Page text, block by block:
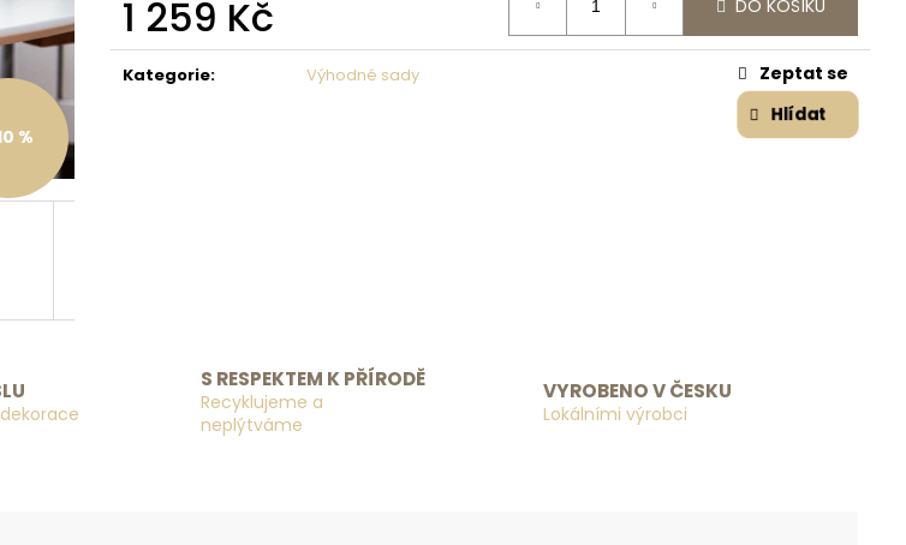
1 259 Kč
Měrná cena:
DO KOŠÍKU
Kategorie: Výhodné sady Zeptat se
Hlídat
%
S RESPEKTEM K PŘÍRODĚ
Recyklujeme a
neplýtváme
VYROBENO V ČESKU
Lokálními výrobci